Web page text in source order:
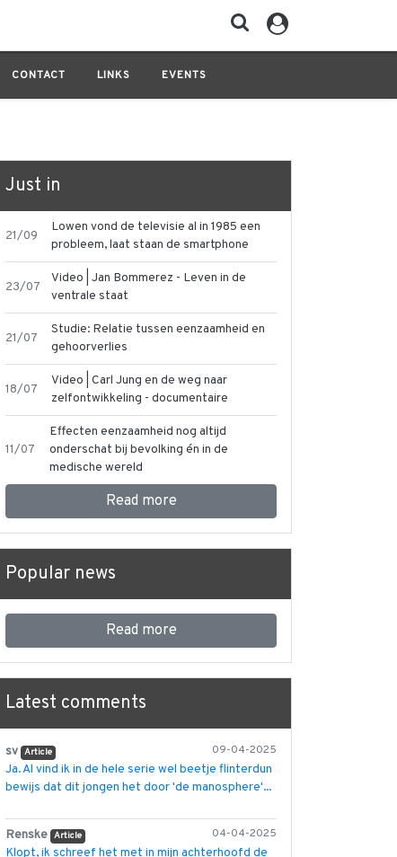
CONTACT LINKS EVENTS
Just in
21/09
Lowen vond de televisie al in 1985 een
probleem, laat staan de smartphone
23/07
Video | Jan Bommerez - Leven in de
ventrale staat
21/07
Studie: Relatie tussen eenzaamheid en
gehoorverlies
18/07
Video | Carl Jung en de weg naar
zelfontwikkeling - documentaire
11/07
Effecten eenzaamheid nog altijd
onderschat bij bevolking én in de
medische wereld
Read more
Popular news
Read more
Latest comments
09-04-2025
sv Article
Ja. Al vind ik in de hele serie wel beetje flinterdun
bewijs dat dit jongen het door 'de manosphere'...
04-04-2025
Renske Article
Klopt, ik schreef het met in mijn achterhoofd de